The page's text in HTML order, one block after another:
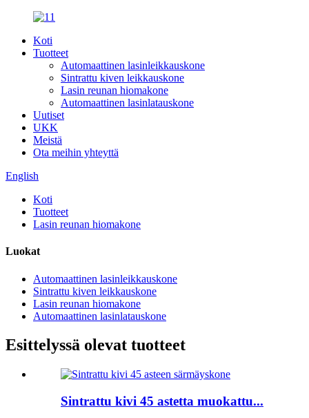
Koti
Tuotteet
Automaattinen lasinleikkauskone
Sintrattu kiven leikkauskone
Lasin reunan hiomakone
Automaattinen lasinlatauskone
Uutiset
UKK
Meistä
Ota meihin yhteyttä
English
Koti
Tuotteet
Lasin reunan hiomakone
Luokat
Automaattinen lasinleikkauskone
Sintrattu kiven leikkauskone
Lasin reunan hiomakone
Automaattinen lasinlatauskone
Esittelyssä olevat tuotteet
Sintrattu kivi 45 astetta muokattu...